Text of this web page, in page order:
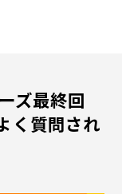
ズ最終回
く質問され